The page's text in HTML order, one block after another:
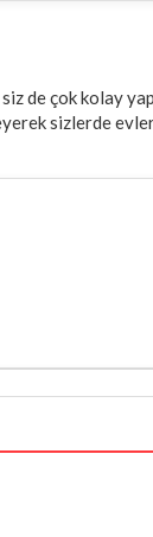
siz de çok kolay
sizlerde